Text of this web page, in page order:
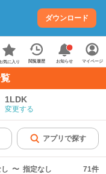
ダウンロード
お気に入り 閲覧履歴 お知らせ マイページ
1LDK
変更する
アプリで探す
〜 指定なし 71件